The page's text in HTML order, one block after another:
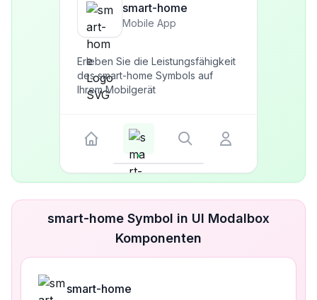
smart-home
Mobile App
Erleben Sie die Leistungsfähigkeit
des smart-home Symbols auf
Ihrem Mobilgerät
smart-home Symbol in UI Modalbox
Komponenten
smart-home